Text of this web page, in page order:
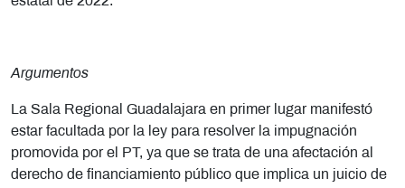
Argumentos
La Sala Regional Guadalajara en primer lugar manifestó
estar facultada por la ley para resolver la impugnación
promovida por el PT, ya que se trata de una afectación al
derecho de financiamiento público que implica un juicio de